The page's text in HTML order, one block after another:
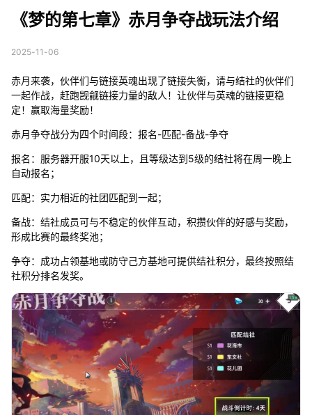
《梦的第七章》赤月争夺战玩法介绍
2025-11-06
赤月来袭，伙伴们与链接英魂出现了链接失衡，请与结社的伙伴们
一起作战，赶跑觊觎链接力量的敌人！让伙伴与英魂的链接更稳
定！赢取海量奖励！
赤月争夺战分为四个时间段：报名-匹配-备战-争夺
报名：服务器开服10天以上，且等级达到5级的结社将在周一晚上
自动报名；
匹配：实力相近的社团匹配到一起；
备战：结社成员可与不稳定的伙伴互动，积攒伙伴的好感与奖励，
形成比赛的最终奖池；
争夺：成功占领基地或防守己方基地可提供结社积分，最终按照结
社积分排名发奖。